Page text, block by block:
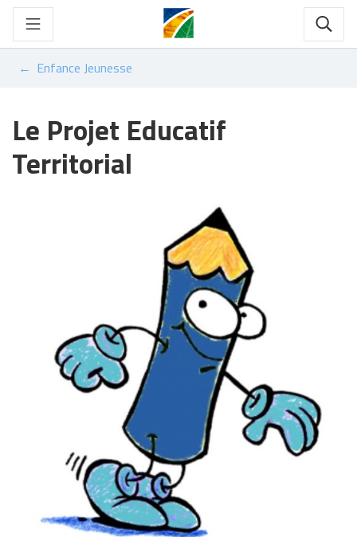
Gestion des traceurs
Aller
contenu
Enfance Jeunesse
Le Projet Educatif
Territorial